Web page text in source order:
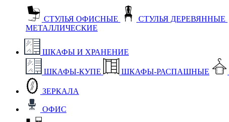
СТУЛЬЯ ОФИСНЫЕ СТУЛЬЯ ДЕРЕВЯННЫЕ
МЕТАЛЛИЧЕСКИЕ
ШКАФЫ И ХРАНЕНИЕ
ШКАФЫ-КУПЕ ШКАФЫ-РАСПАШНЫЕ
ЗЕРКАЛА
ОФИС